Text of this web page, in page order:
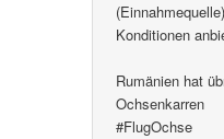
Konditionen
Rumänien hat
Ochsenkarren
#FlugOchse